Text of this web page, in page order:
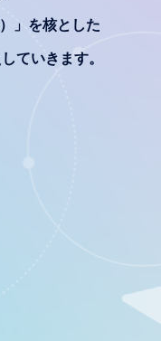
」を核とした
ていきます。